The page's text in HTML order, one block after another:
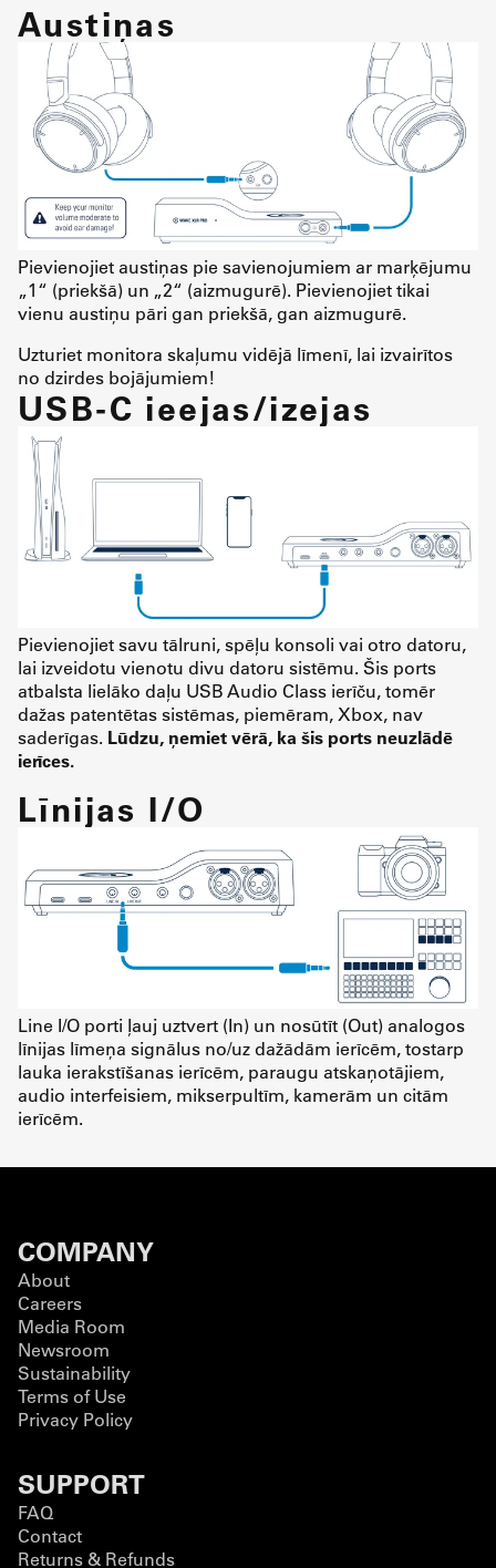
Austiņas
Pievienojiet austiņas pie savienojumiem ar marķējumu
„1“ (priekšā) un „2“ (aizmugurē). Pievienojiet tikai
vienu austiņu pāri gan priekšā, gan aizmugurē.
Uzturiet monitora skaļumu vidējā līmenī, lai izvairītos
no dzirdes bojājumiem!
USB-C ieejas/izejas
Pievienojiet savu tālruni, spēļu konsoli vai otro datoru,
lai izveidotu vienotu divu datoru sistēmu. Šis ports
atbalsta lielāko daļu USB Audio Class ierīču, tomēr
dažas patentētas sistēmas, piemēram, Xbox, nav
saderīgas. Lūdzu, ņemiet vērā, ka šis ports neuzlādē
ierīces.
Līnijas I/O
Line I/O porti ļauj uztvert (In) un nosūtīt (Out) analogos
līnijas līmeņa signālus no/uz dažādām ierīcēm, tostarp
lauka ierakstīšanas ierīcēm, paraugu atskaņotājiem,
audio interfeisiem, mikserpultīm, kamerām un citām
ierīcēm.
COMPANY
About
Careers
Media Room
Newsroom
Sustainability
Terms of Use
Privacy Policy
SUPPORT
FAQ
Contact
Returns & Refunds